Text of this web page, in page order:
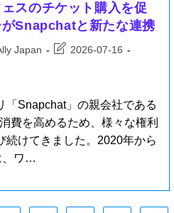
スのチケット購入を促
Snapchatと新たな連携
Japan
2026-07-16
「Snapchat」の親会社である
費を高めるため、様々な権利
続けてきました。2020年から
、ワ…